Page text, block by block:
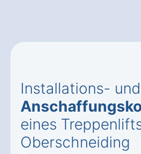
Installations- und
eines
Oberschneiding